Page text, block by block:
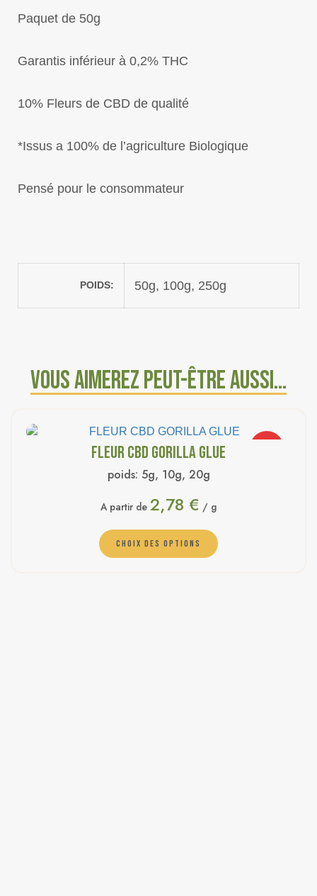
Paquet de 50g
Garantis inférieur à 0,2% THC
10% Fleurs de CBD de qualité
*Issus a 100% de l’agriculture Biologique
Pensé pour le consommateur
POIDS 50g, 100g, 250g
Vous aimerez peut-être aussi…
FLEUR CBD GORILLA GLUE
poids: 5g, 10g, 20g
A partir de 2,78 € / g
CHOIX DES OPTIONS